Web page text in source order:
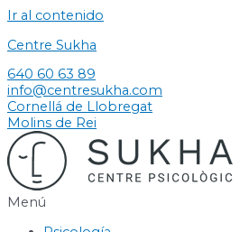
Ir al contenido
Centre Sukha
640 60 63 89
info@centresukha.com
Cornellá de Llobregat
Molins de Rei
Menú